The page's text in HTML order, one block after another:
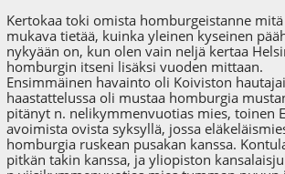
Kertokaa toki omista homburgeistanne
mukava tietää, kuinka yleinen kyseinen
nykyään on, kun olen vain neljä kertaa
homburgin itseni lisäksi vuoden mittaan.
Ensimmäinen havainto oli Koiviston
haastattelussa oli mustaa homburgia
pitänyt n. nelikymmenvuotias mies, toinen
avoimista ovista syksyllä, jossa
homburgia ruskean pusakan kanssa.
pitkän takin kanssa, ja yliopiston